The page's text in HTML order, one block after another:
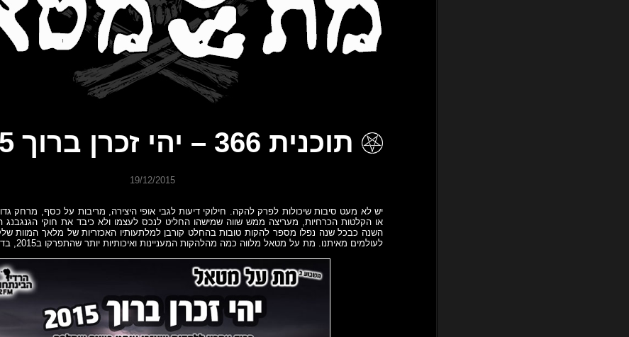
תוכנית 366 – יהי זכרן ברוך 2015
19/12/2015
יש לא מעט סיבות שיכולות לפרק להקה. חילוקי דיעות לגבי אופי היצירה, מריבות על כסף, מרחק
או הקלטות הכרחיות, מעריצה ממש שווה שמישהו החליט לנכס לעצמו ולא כיבד את חוקי הגנגבנג
השנה כבכל שנה נפלו מספר להקות טובות בהחלט קורבן למלתעותיו האכזריות של מלאך המוות
לעולמים מאיתנו. מת על מטאל מלווה כמה מהלהקות המעניינות ואיכותיות יותר שהתפרקו ב2015, בדרכן האחרונה.